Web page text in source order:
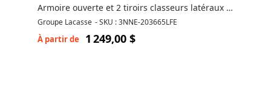
Armoire ouverte et 2 tiroirs classeurs latéraux -
3NNE-203665LFE
Groupe Lacasse -SKU : 3NNE-203665LFE
À partir de 1 249,00 $